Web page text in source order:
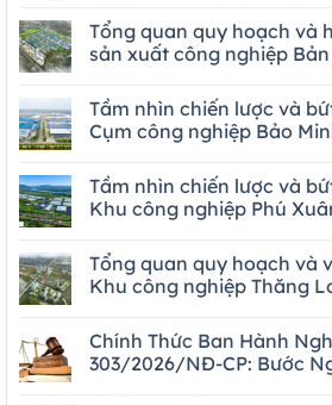
Tổng quan quy hoạch và
sản xuất công nghiệp
Tầm nhìn chiến lược và
Cụm công nghiệp Bảo
Tầm nhìn chiến lược và
Khu công nghiệp Phú
Tổng quan quy hoạch và
Khu công nghiệp Thăng
Chính Thức Ban Hành
303/2026/NĐ-CP: Bước